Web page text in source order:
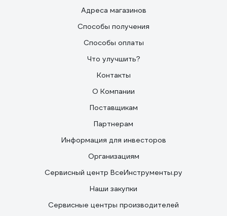
Адреса магазинов
Способы получения
Способы оплаты
Что улучшить?
Контакты
О Компании
Поставщикам
Партнерам
Информация для инвесторов
Организациям
Сервисный центр ВсеИнструменты.ру
Наши закупки
Сервисные центры производителей